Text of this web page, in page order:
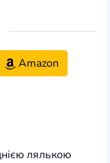
Amazon
лялькою